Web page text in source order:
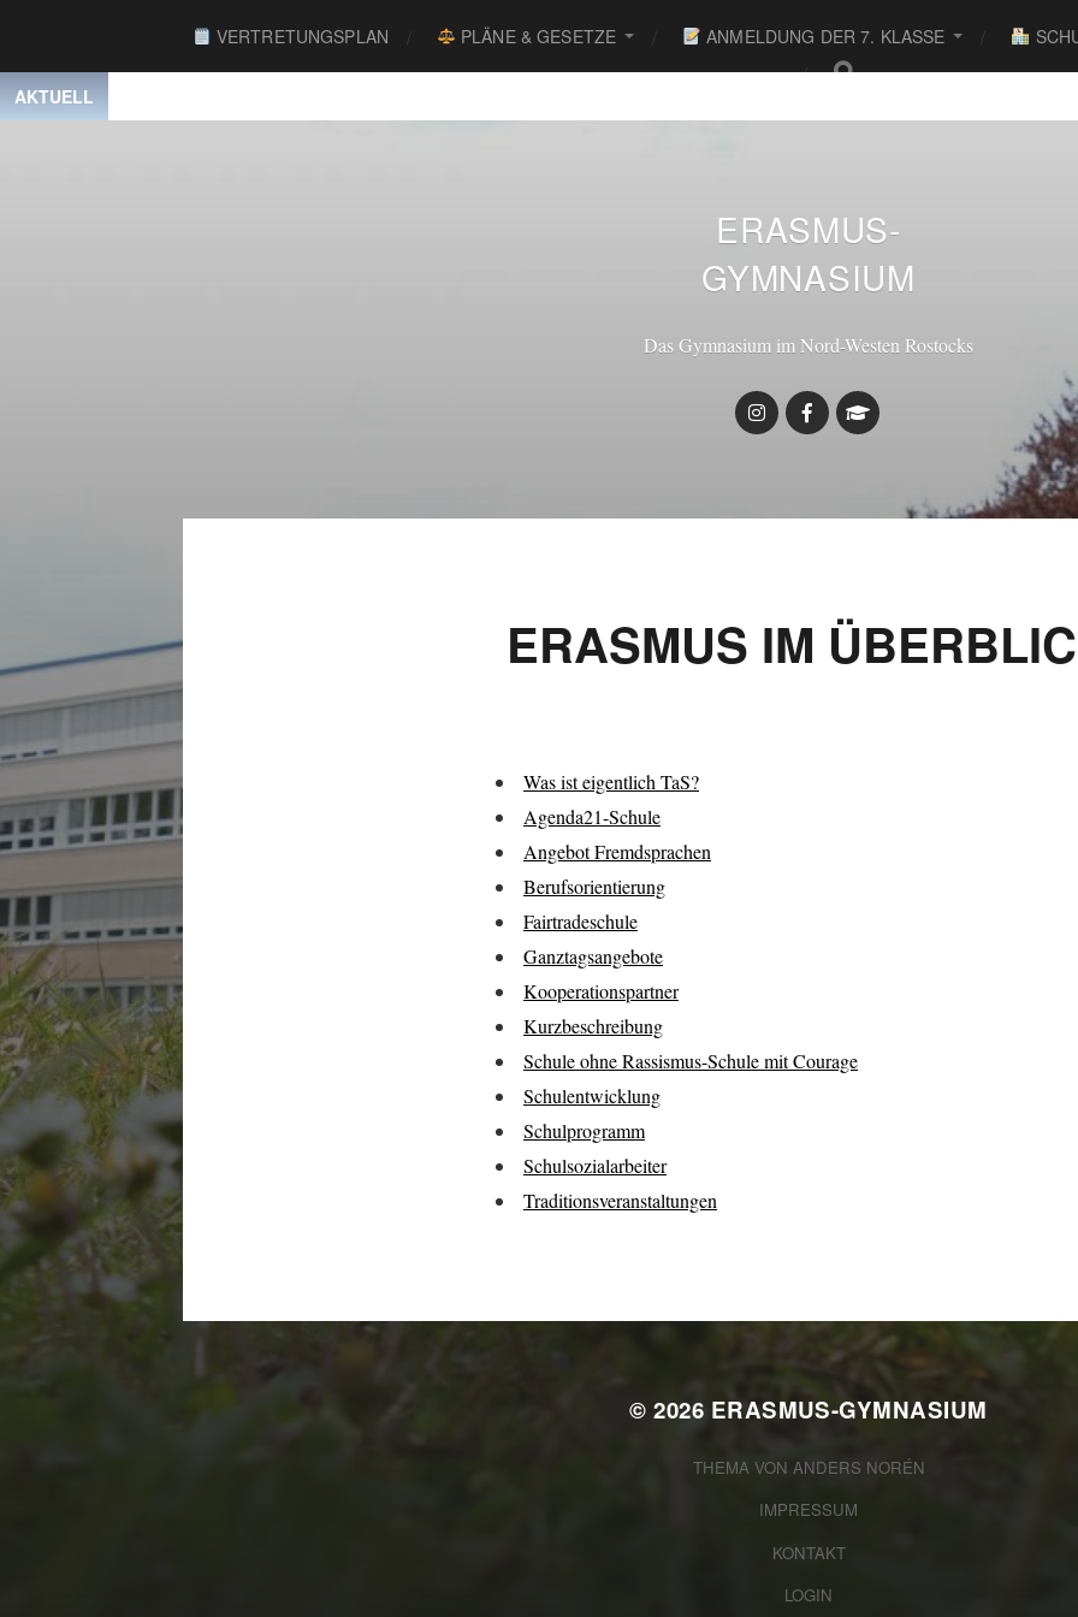
VERTRETUNGSPLAN PLÄNE & GESETZE ANMELDUNG DER 7. KLASSE
AKTUELL
ERASMUS-
GYMNASIUM
Das Gymnasium im Nord-Westen Rostocks
ERASMUS IM
Was ist eigentlich TaS?
Agenda21-Schule
Angebot Fremdsprachen
Berufsorientierung
Fairtradeschule
Ganztagsangebote
Kooperationspartner
Kurzbeschreibung
Schule ohne Rassismus-Schule mit Courage
Schulentwicklung
Schulprogramm
Schulsozialarbeiter
Traditionsveranstaltungen
© 2026 ERASMUS-GYMNASIUM
THEMA VON ANDERS NORÉN
IMPRESSUM
KONTAKT
LOGIN